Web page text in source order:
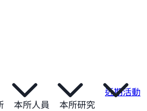
本所人員 本所研究
近期活動